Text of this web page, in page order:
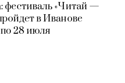
фестиваль «Читай —
в Иванове
28 июля